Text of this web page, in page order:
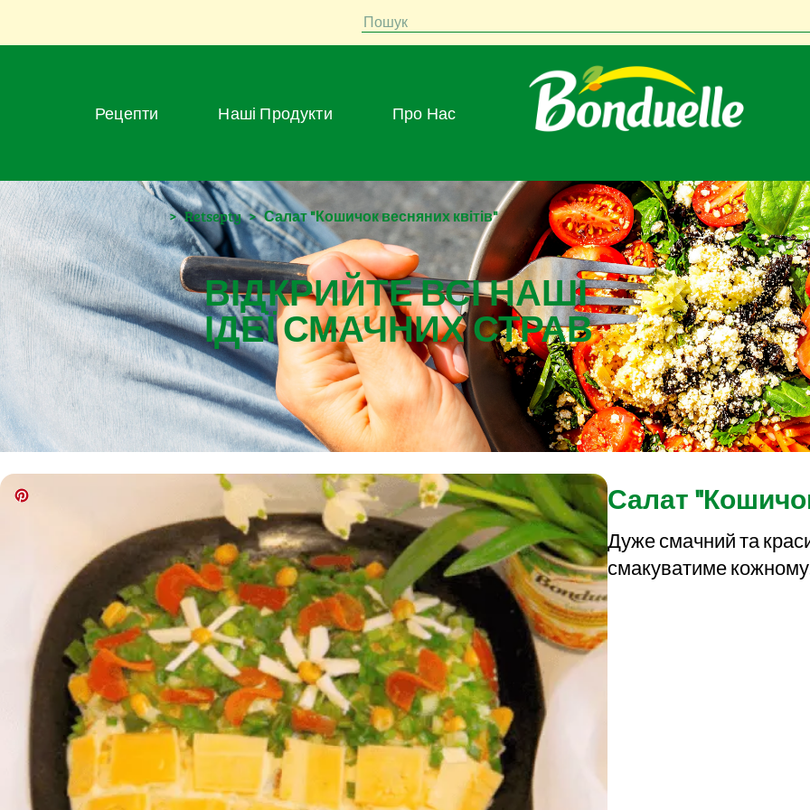
Пошук
Рецепти Наші Продукти Про Нас
> Retsepty > Салат "Кошичок весняних квітів"
ВІДКРИЙТЕ ВСІ НАШІ
ІДЕЇ СМАЧНИХ СТРАВ
Салат
Дуже смачний та
смакуватиме